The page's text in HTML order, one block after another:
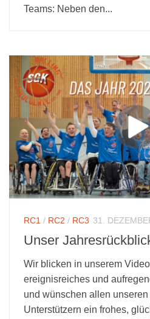
Teams: Neben den...
RC1 / RC2 / RC3 31.
Unser
Wir blicken in unserem
ereignisreiches und
und wünschen allen
Unterstützern ein frohes,